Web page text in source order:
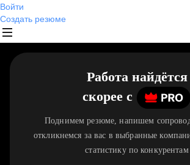
Войти
Создать резюме
Работа найдётся
скорее c
Поднимем резюме, напишем
откликнемся за вас в выбранные
статистику по конкурентам